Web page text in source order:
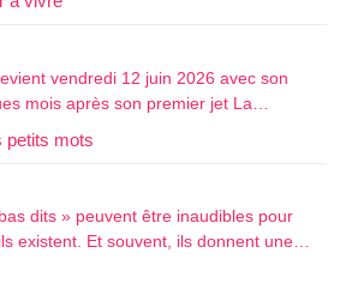
vendredi 12 juin 2026 avec son
mois après son premier jet La…
petits mots
dits » peuvent être inaudibles pour
existent. Et souvent, ils donnent une…